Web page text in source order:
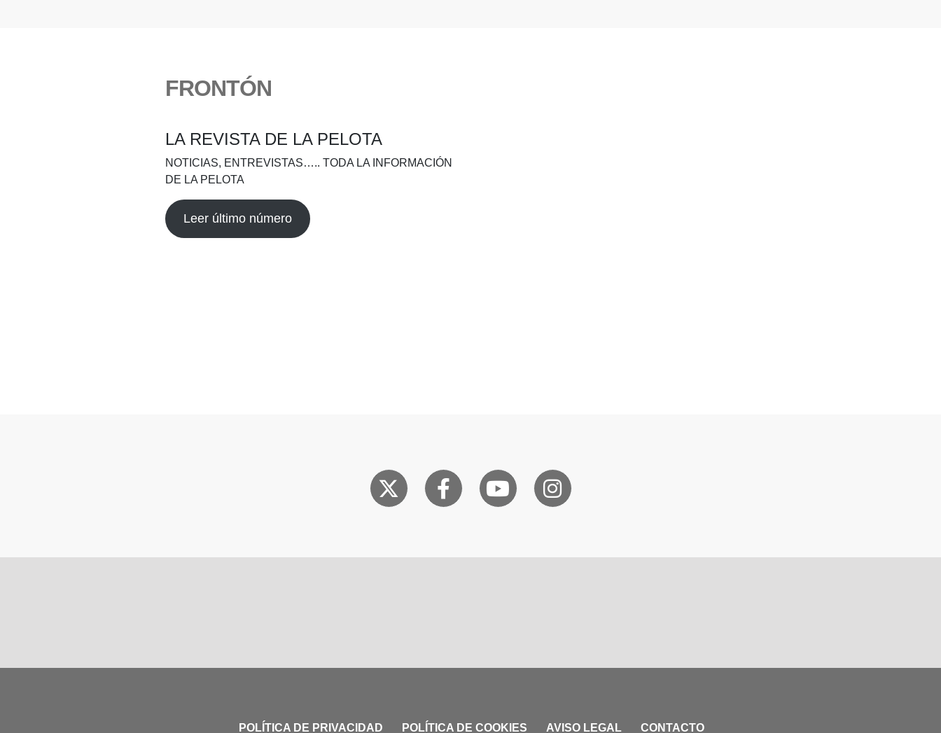
FRONTÓN
LA REVISTA DE LA PELOTA
NOTICIAS, ENTREVISTAS….. TODA LA INFORMACIÓN
DE LA PELOTA
Leer último número
POLÍTICA DE PRIVACIDAD POLÍTICA DE COOKIES AVISO LEGAL CONTACTO